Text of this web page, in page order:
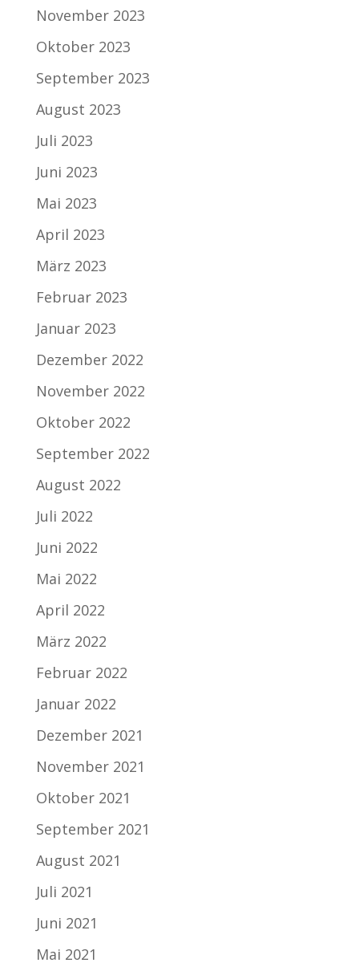
November 2023
Oktober 2023
September 2023
August 2023
Juli 2023
Juni 2023
Mai 2023
April 2023
März 2023
Februar 2023
Januar 2023
Dezember 2022
November 2022
Oktober 2022
September 2022
August 2022
Juli 2022
Juni 2022
Mai 2022
April 2022
März 2022
Februar 2022
Januar 2022
Dezember 2021
November 2021
Oktober 2021
September 2021
August 2021
Juli 2021
Juni 2021
Mai 2021